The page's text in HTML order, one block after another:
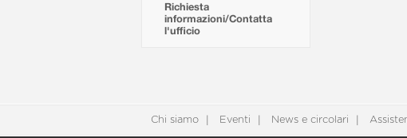
Richiesta
informazioni/Contatta
l'ufficio
Chi siamo Eventi News e circolari